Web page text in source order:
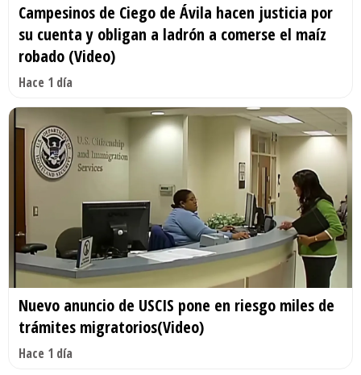
Campesinos de Ciego de Ávila hacen justicia por
su cuenta y obligan a ladrón a comerse el maíz
robado (Video)
Hace 1 día
Nuevo anuncio de USCIS pone en riesgo miles de
trámites migratorios(Video)
Hace 1 día